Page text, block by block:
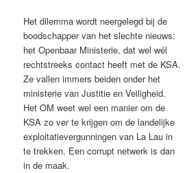
Het dilemma wordt neergelegd bij de
boodschapper van het slechte nieuws:
het Openbaar Ministerie, dat wel wél
rechtstreeks contact heeft met de KSA.
Ze vallen immers beiden onder het
ministerie van Justitie en Veiligheid.
Het OM weet wel een manier om de
KSA zo ver te krijgen om de landelijke
exploitatievergunningen van La Lau in
te trekken. Een corrupt netwerk is dan
in de maak.